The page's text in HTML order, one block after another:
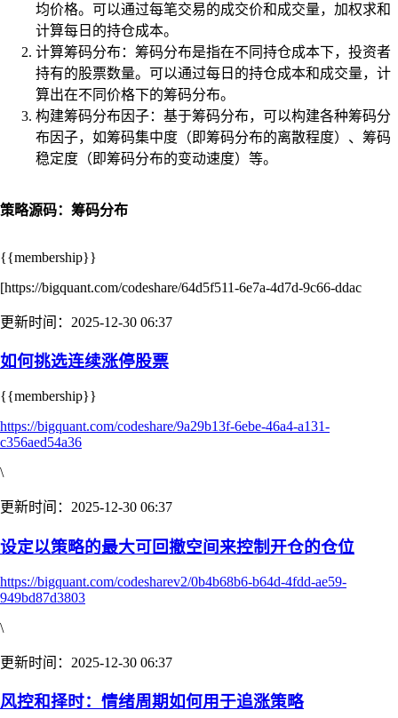
均价格。可以通过每笔交易的成交价和成交量，加权求和
计算每日的持仓成本。
计算筹码分布：筹码分布是指在不同持仓成本下，投资者
持有的股票数量。可以通过每日的持仓成本和成交量，计
算出在不同价格下的筹码分布。
构建筹码分布因子：基于筹码分布，可以构建各种筹码分
布因子，如筹码集中度（即筹码分布的离散程度）、筹码
稳定度（即筹码分布的变动速度）等。
策略源码：筹码分布
{{membership}}
[https://bigquant.com/codeshare/64d5f511-6e7a-4d7d-9c66-ddac
更新时间：2025-12-30 06:37
如何挑选连续涨停股票
{{membership}}
https://bigquant.com/codeshare/9a29b13f-6ebe-46a4-a131-
c356aed54a36
\
更新时间：2025-12-30 06:37
设定以策略的最大可回撤空间来控制开仓的仓位
https://bigquant.com/codesharev2/0b4b68b6-b64d-4fdd-ae59-
949bd87d3803
\
更新时间：2025-12-30 06:37
风控和择时：情绪周期如何用于追涨策略